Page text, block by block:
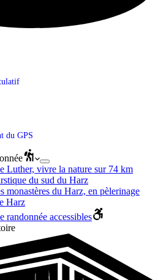
du GPS
Luther, vivre la nature sur 74 km
du sud du Harz
monastères du Harz, en pèlerinage
Harz
randonnée accessibles